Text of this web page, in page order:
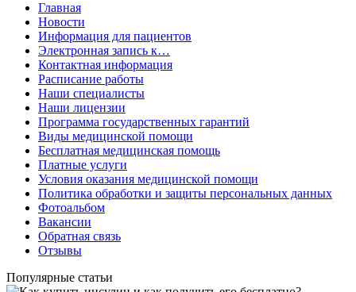
Главная
Новости
Информация для пациентов
Электронная запись к…
Контактная информация
Расписание работы
Наши специалисты
Наши лицензии
Программа государственных гарантий
Виды медицинской помощи
Бесплатная медицинская помощь
Платные услуги
Условия оказания медицинской помощи
Политика обработки и защиты персональных данных
Фотоальбом
Вакансии
Обратная связь
Отзывы
Популярные статьи